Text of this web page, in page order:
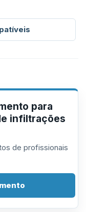
para
infiltrações
de profissionais